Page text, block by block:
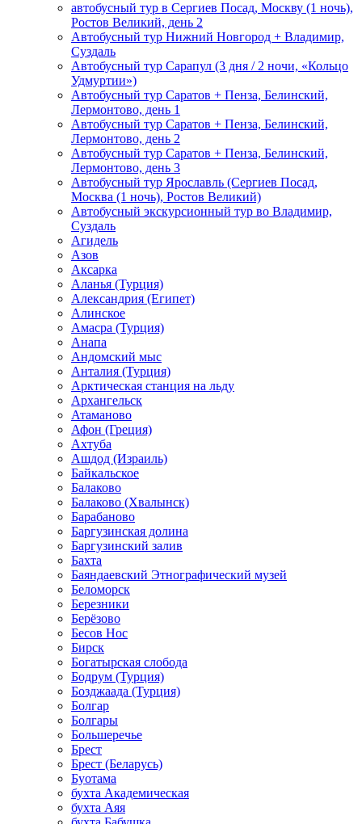
автобусный тур в Сергиев Посад, Москву (1 ночь),
Ростов Великий, день 2
Автобусный тур Нижний Новгород + Владимир,
Суздаль
Автобусный тур Сарапул (3 дня / 2 ночи, «Кольцо
Удмуртии»)
Автобусный тур Саратов + Пенза, Белинский,
Лермонтово, день 1
Автобусный тур Саратов + Пенза, Белинский,
Лермонтово, день 2
Автобусный тур Саратов + Пенза, Белинский,
Лермонтово, день 3
Автобусный тур Ярославль (Сергиев Посад,
Москва (1 ночь), Ростов Великий)
Автобусный экскурсионный тур во Владимир,
Суздаль
Агидель
Азов
Аксарка
Аланья (Турция)
Александрия (Египет)
Алинское
Амасра (Турция)
Анапа
Андомский мыс
Анталия (Турция)
Арктическая станция на льду
Архангельск
Атаманово
Афон (Греция)
Ахтуба
Ашдод (Израиль)
Байкальское
Балаково
Балаково (Хвалынск)
Барабаново
Баргузинская долина
Баргузинский залив
Бахта
Баяндаевский Этнографический музей
Беломорск
Березники
Берёзово
Бесов Нос
Бирск
Богатырская слобода
Бодрум (Турция)
Бозджаада (Турция)
Болгар
Болгары
Большеречье
Брест
Брест (Беларусь)
Буотама
бухта Академическая
бухта Аяя